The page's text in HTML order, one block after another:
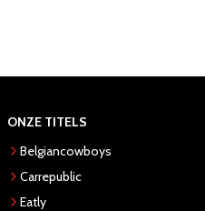
ONZE TITELS
Belgiancowboys
Carrepublic
Eatly